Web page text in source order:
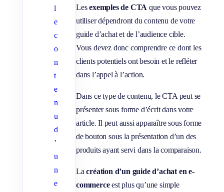
l
e
c
o
n
t
e
n
u
d
’
u
n
e
Lesexemples de CTA que vous pouvez
utiliser dépendront du contenu de votre
guide d’achat et de l’audience cible.
Vous devez donc comprendre ce dont les
clients potentiels ont besoin et le refléter
dans l’appel à l’action.
Dans ce type de contenu, le CTA peut se
présenter sous forme d’écrit dans votre
article. Il peut aussi apparaître sous forme
de bouton sous la présentation d’un des
produits ayant servi dans la comparaison.
Lacréation d’un guide d’achat en e-
commerceest plus qu’une simple